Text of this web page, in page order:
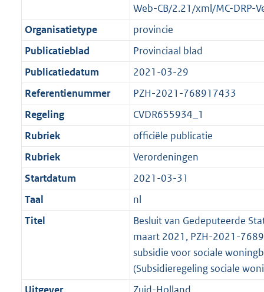
Web-CB/2.21/xml/MC-DRP-
Organisatietype
provincie
Publicatieblad
Provinciaal blad
Publicatiedatum
2021-03-29
Referentienummer
PZH-2021-768917433
Regeling
CVDR655934_1
Rubriek
officiële publicatie
Rubriek
Verordeningen
Startdatum
2021-03-31
Taal
nl
Titel
Besluit van Gedeputeerde
maart 2021, PZH-2021-
subsidie voor sociale
(Subsidieregeling sociale